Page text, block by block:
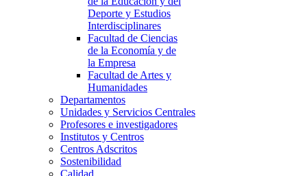
Deporte y Estudios
Interdisciplinares
Facultad de Ciencias
de la Economía y de
la Empresa
Facultad de Artes y
Humanidades
Departamentos
Unidades y Servicios Centrales
Profesores e investigadores
Institutos y Centros
Centros Adscritos
Sostenibilidad
Calidad